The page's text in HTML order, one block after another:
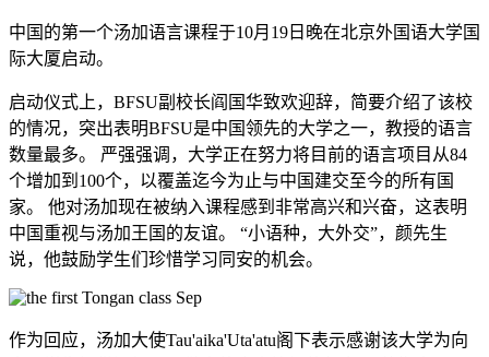
中国的第一个汤加语言课程于10月19日晚在北京外国语大学国
际大厦启动。
启动仪式上，BFSU副校长阎国华致欢迎辞，简要介绍了该校
的情况，突出表明BFSU是中国领先的大学之一，教授的语言
数量最多。
严强强调，大学正在努力将目前的语言项目从84
个增加到100个，以覆盖迄今为止与中国建交至今的所有国
家。 他对汤加现在被纳入课程感到非常高兴和兴奋，这表明
中国重视与汤加王国的友谊。 “小语种，大外交”，颜先生
说，他鼓励学生们珍惜学习同安的机会。
作为回应，汤加大使Tau'aika'Uta'atu阁下表示感谢该大学为向